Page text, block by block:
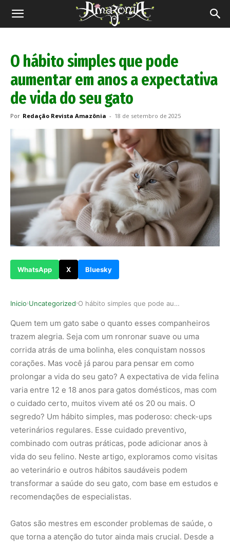
Revista
O hábito simples que pode
aumentar em anos a expectativa
de vida do seu gato
Por Redação Revista Amazônia - 18 de setembro de 2025
WhatsApp X Bluesky
Inicio›Uncategorized› O hábito simples que pode aumentar em anos a ex…
Quem tem um gato sabe o quanto esses companheiros
trazem alegria. Seja com um ronronar suave ou uma
corrida atrás de uma bolinha, eles conquistam nossos
corações. Mas você já parou para pensar em como
prolongar a vida do seu gato? A expectativa de vida felina
varia entre 12 e 18 anos para gatos domésticos, mas com
o cuidado certo, muitos vivem até os 20 ou mais. O
segredo? Um hábito simples, mas poderoso: check-ups
veterinários regulares. Esse cuidado preventivo,
combinado com outras práticas, pode adicionar anos à
vida do seu felino. Neste artigo, exploramos como visitas
ao veterinário e outros hábitos saudáveis podem
transformar a saúde do seu gato, com base em estudos e
recomendações de especialistas.
Gatos são mestres em esconder problemas de saúde, o
que torna a atenção do tutor ainda mais crucial. Desde a